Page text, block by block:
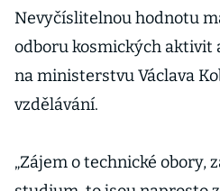
Nevyčíslitelnou hodnotu
odboru kosmických aktivit
na ministerstvu Václava
vzdělávání.
„Zájem o technické obory,